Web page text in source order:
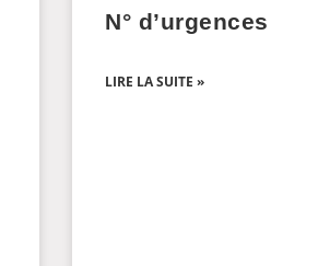
N° d’urgences
LIRE LA SUITE »